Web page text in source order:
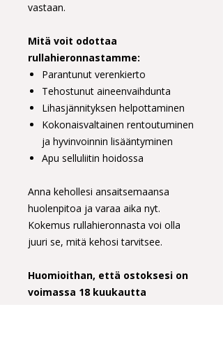
vastaan.
Mitä voit odottaa
rullahieronnastamme:
Parantunut verenkierto
Tehostunut aineenvaihdunta
Lihasjännityksen helpottaminen
Kokonaisvaltainen rentoutuminen
ja hyvinvoinnin lisääntyminen
Apu selluliitin hoidossa
Anna kehollesi ansaitsemaansa
huolenpitoa ja varaa aika nyt.
Kokemus rullahieronnasta voi olla
juuri se, mitä kehosi tarvitsee.
Huomioithan, että ostoksesi on
voimassa 18 kuukautta